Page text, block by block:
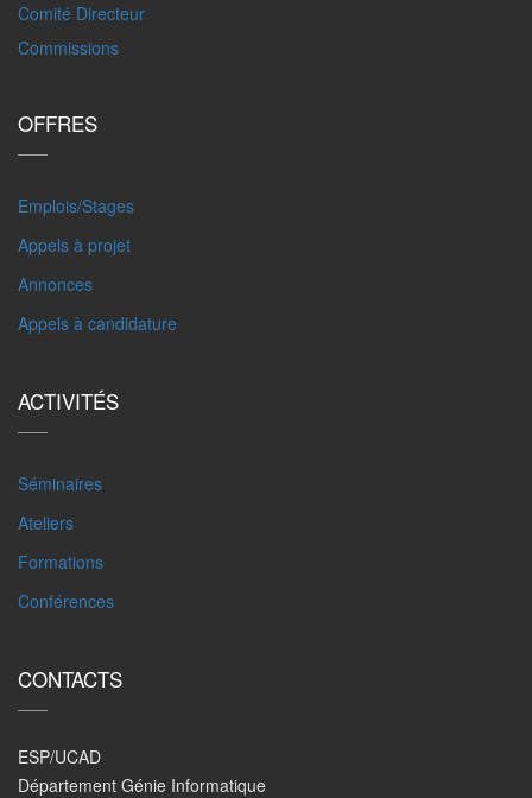
Comité Directeur
Commissions
OFFRES
Emplois/Stages
Appels à projet
Annonces
Appels à candidature
ACTIVITÉS
Séminaires
Ateliers
Formations
Conférences
CONTACTS
ESP/UCAD
Département Génie Informatique